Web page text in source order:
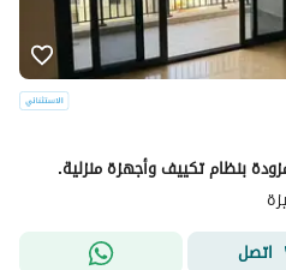
بنظام تكييف وأجهزة منزلية.
اتصل